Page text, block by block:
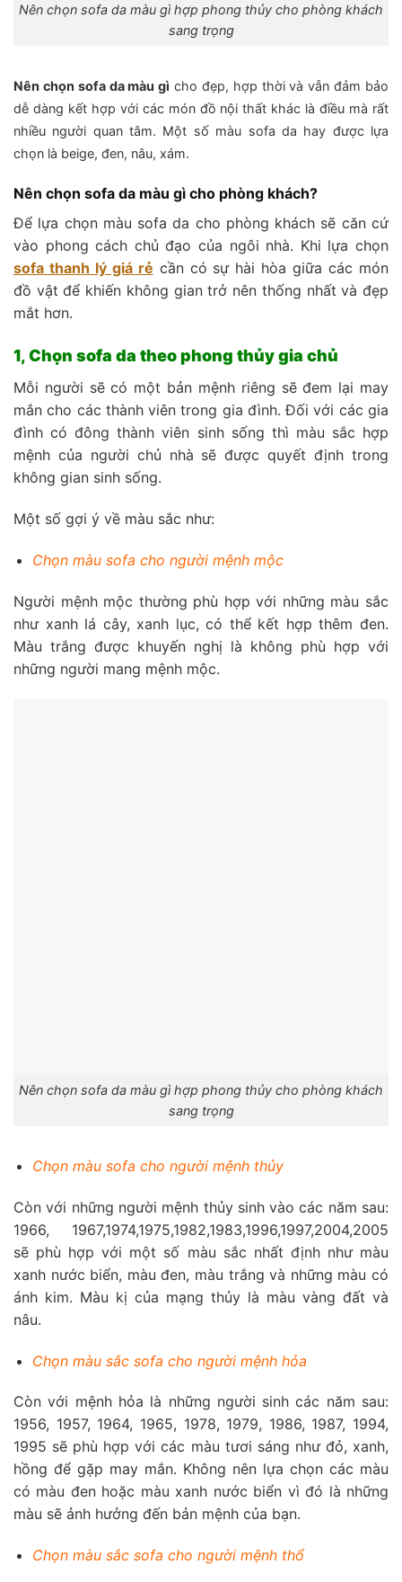
Nên chọn sofa da màu gì hợp phong thủy cho phòng khách
sang trọng
Nên chọn sofa da màu gì cho đẹp, hợp thời và vẫn đảm bảo
dễ dàng kết hợp với các món đồ nội thất khác là điều mà rất
nhiều người quan tâm. Một số màu sofa da hay được lựa
chọn là beige, đen, nâu, xám.
Nên chọn sofa da màu gì cho phòng khách?
Để lựa chọn màu sofa da cho phòng khách sẽ căn cứ
vào phong cách chủ đạo của ngôi nhà. Khi lựa chọn
sofa thanh lý giá rẻ cần có sự hài hòa giữa các món
đồ vật để khiến không gian trở nên thống nhất và đẹp
mắt hơn.
1, Chọn sofa da theo phong thủy gia chủ
Mỗi người sẽ có một bản mệnh riêng sẽ đem lại may
mắn cho các thành viên trong gia đình. Đối với các gia
đình có đông thành viên sinh sống thì màu sắc hợp
mệnh của người chủ nhà sẽ được quyết định trong
không gian sinh sống.
Một số gợi ý về màu sắc như:
Chọn màu sofa cho người mệnh mộc
Người mệnh mộc thường phù hợp với những màu sắc
như xanh lá cây, xanh lục, có thể kết hợp thêm đen.
Màu trắng được khuyến nghị là không phù hợp với
những người mang mệnh mộc.
Nên chọn sofa da màu gì hợp phong thủy cho phòng khách
sang trọng
Chọn màu sofa cho người mệnh thủy
Còn với những người mệnh thủy sinh vào các năm sau:
1966, 1967,1974,1975,1982,1983,1996,1997,2004,2005
sẽ phù hợp với một số màu sắc nhất định như màu
xanh nước biển, màu đen, màu trắng và những màu có
ánh kim. Màu kị của mạng thủy là màu vàng đất và
nâu.
Chọn màu sắc sofa cho người mệnh hỏa
Còn với mệnh hỏa là những người sinh các năm sau:
1956, 1957, 1964, 1965, 1978, 1979, 1986, 1987, 1994,
1995 sẽ phù hợp với các màu tươi sáng như đỏ, xanh,
hồng để gặp may mắn. Không nên lựa chọn các màu
có màu đen hoặc màu xanh nước biển vì đó là những
màu sẽ ảnh hưởng đến bản mệnh của bạn.
Chọn màu sắc sofa cho người mệnh thổ